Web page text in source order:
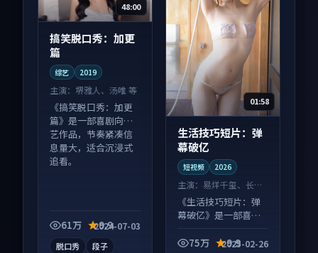
48:00
搞笑脱口秀：加更
篇
综艺 2019
主演： 堺雅人、汤唯 等
《搞笑脱口秀：加更
篇》是一部喜剧向综
艺作品，节奏紧凑信
息量大，适合沉浸式
追看。
61万 9.9
2024-07-03
脱口秀
段子
01:58
生活技巧短片：弹
幕破亿
短视频 2026
主演： 易烊千玺、长泽
雅美 等
《生活技巧短片：弹
幕破亿》是一部喜剧
质感在线，配乐与镜
75万 9.9
2025-02-26